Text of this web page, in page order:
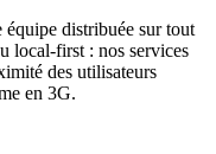
équipe distribuée sur tout
local-first : nos services
des utilisateurs
en 3G.